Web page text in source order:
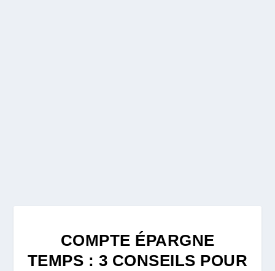
COMPTE ÉPARGNE
TEMPS : 3 CONSEILS POUR